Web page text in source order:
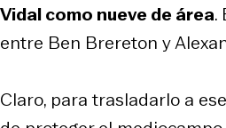
Vidal como nueve de área.
entre Ben Brereton y
Claro, para trasladarlo a